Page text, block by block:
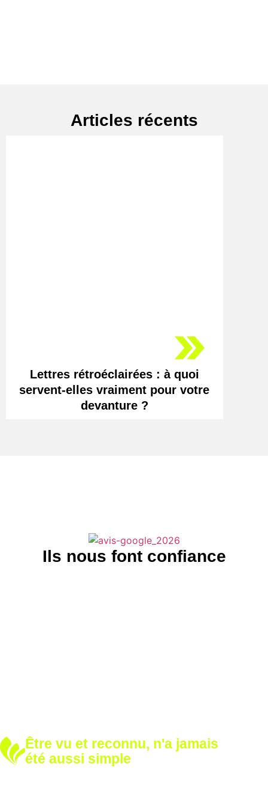
Articles récents
Lettres rétroéclairées : à quoi
servent-elles vraiment pour votre
devanture ?
Ils nous font confiance
Être vu et reconnu, n'a jamais
été aussi simple